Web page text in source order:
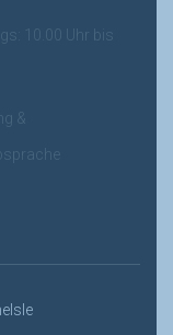
10.00 Uhr bis
&